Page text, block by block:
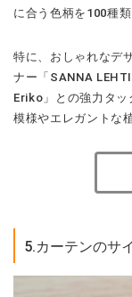
に合う色柄を100種
特に、おしゃれなデ
ナー「SANNA
Eriko」との強力タ
模様やエレガントな
5.カーテンのサ